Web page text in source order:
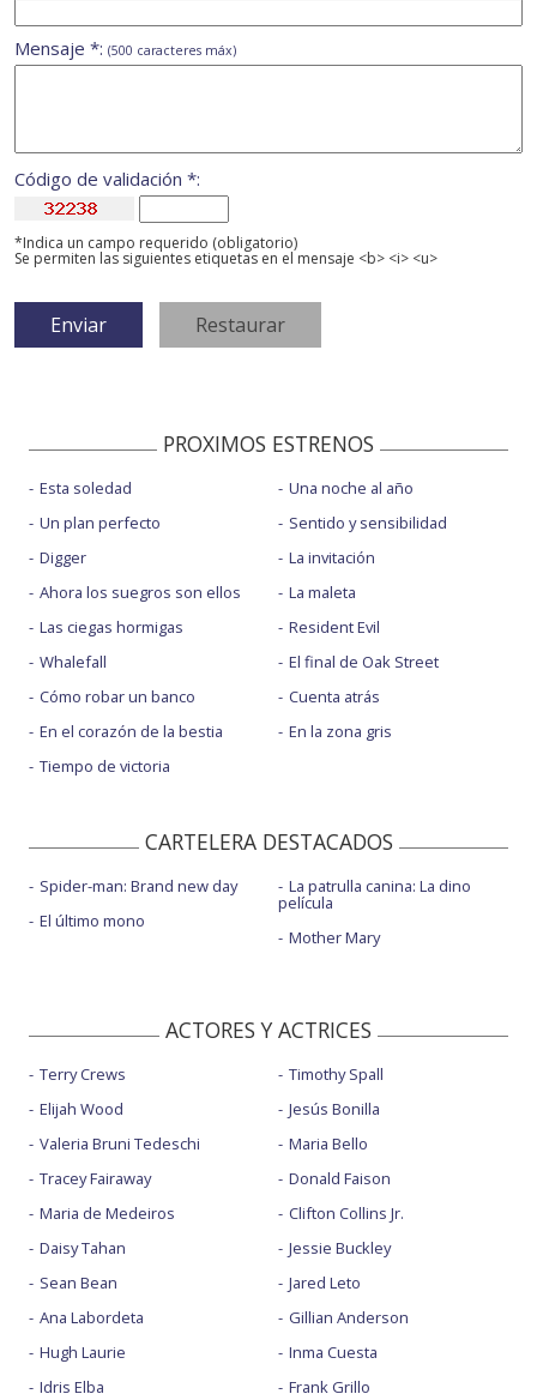
Mensaje *: (500 caracteres máx)
Código de validación *:
*Indica un campo requerido (obligatorio)
Se permiten las siguientes etiquetas en el mensaje <b> <i> <u>
PROXIMOS ESTRENOS
Esta soledad
Un plan perfecto
Digger
Ahora los suegros son ellos
Las ciegas hormigas
Whalefall
Cómo robar un banco
En el corazón de la bestia
Tiempo de victoria
Una noche al año
Sentido y sensibilidad
La invitación
La maleta
Resident Evil
El final de Oak Street
Cuenta atrás
En la zona gris
CARTELERA DESTACADOS
Spider-man: Brand new day
El último mono
La patrulla canina: La dino
película
Mother Mary
ACTORES Y ACTRICES
Terry Crews
Elijah Wood
Valeria Bruni Tedeschi
Tracey Fairaway
Maria de Medeiros
Daisy Tahan
Sean Bean
Ana Labordeta
Hugh Laurie
Idris Elba
Timothy Spall
Jesús Bonilla
Maria Bello
Donald Faison
Clifton Collins Jr.
Jessie Buckley
Jared Leto
Gillian Anderson
Inma Cuesta
Frank Grillo